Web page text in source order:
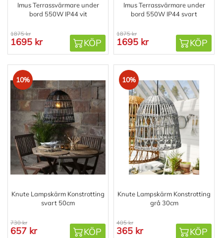
Imus Terrassvärmare under
bord 550W IP44 vit
1875 kr
1695 kr KÖP
Imus Terrassvärmare under
bord 550W IP44 svart
1875 kr
1695 kr KÖP
10%
Knute Lampskärm Konstrotting
svart 50cm
730 kr
657 kr KÖP
10%
Knute Lampskärm Konstrotting
grå 30cm
405 kr
365 kr KÖP